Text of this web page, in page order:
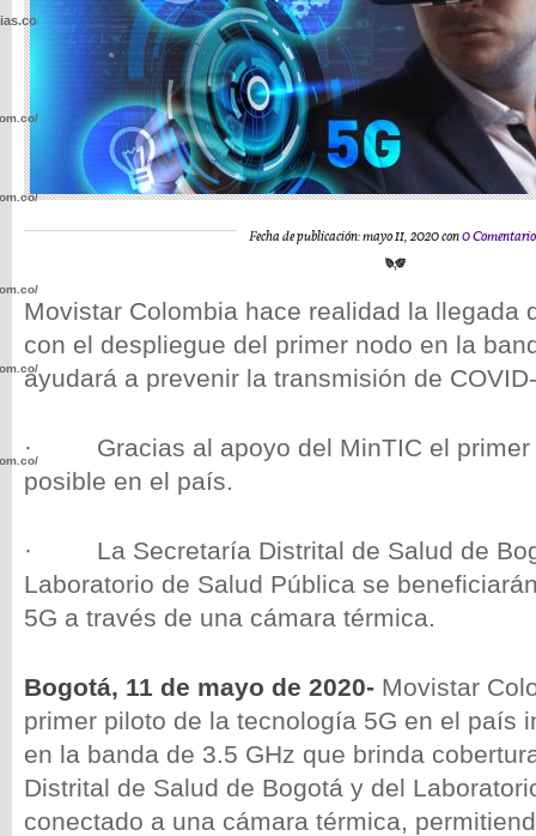
Fecha de publicación: mayo 11, 2020 con0
Movistar Colombia hace realidad la llegada
con el despliegue del primer nodo en la
ayudará a prevenir la transmisión de
· Gracias al apoyo del MinTIC el primer
posible en el país.
· La Secretaría Distrital de Salud de
Laboratorio de Salud Pública se
5G a través de una cámara térmica.
Bogotá, 11 de mayo de 2020- Movistar
primer piloto de la tecnología 5G en el país
en la banda de 3.5 GHz que brinda
Distrital de Salud de Bogotá y del
conectado a una cámara térmica,
wp-
wp-
wp-
wp-
wp-
wp-
wp-
wp-